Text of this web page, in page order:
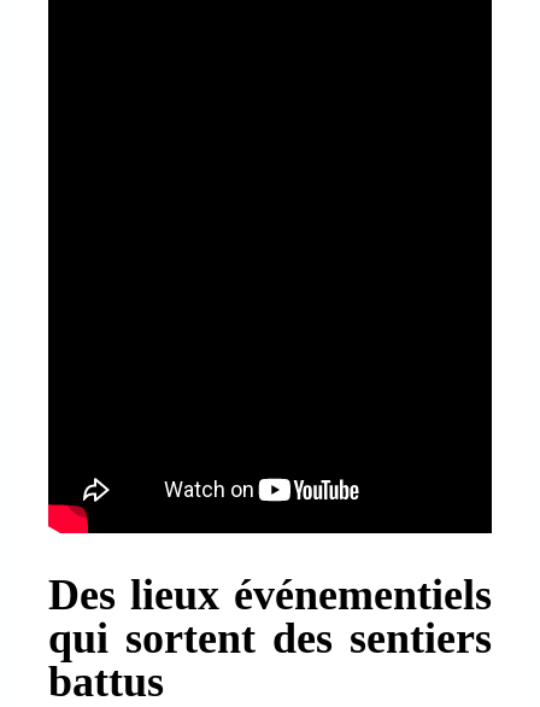
Des lieux événementiels
qui sortent des sentiers
battus